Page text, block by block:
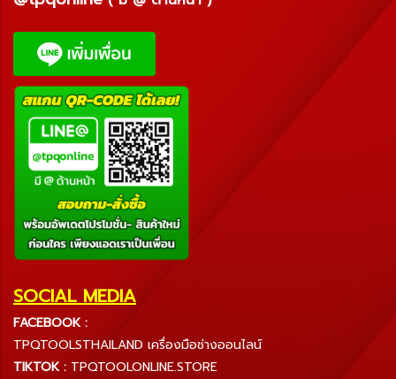
SOCIAL MEDIA
FACEBOOK :
TPQTOOLSTHAILAND เครื่องมือช่างออนไลน์
TIKTOK : TPQTOOLONLINE.STORE